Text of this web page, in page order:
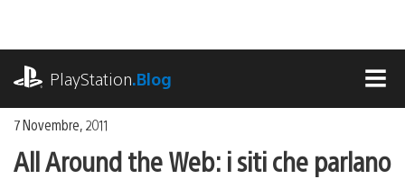
contenuto
PlayStation.Blog
7 Novembre, 2011
All Around the Web: i siti che parlano